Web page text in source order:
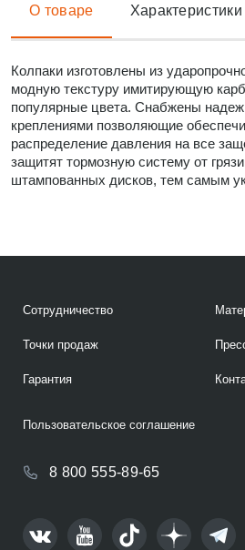
О товаре Характеристики
Колпаки изготовлены из
модную текстуру имитирующую
популярные цвета. Снабжены
креплениями позволяющие
распределение давления на все
защитят тормозную систему от
штампованных дисков, тем самым
Сотрудничество
Точки продаж
Гарантия
8 800 555-89-65
Пользовательское соглашение